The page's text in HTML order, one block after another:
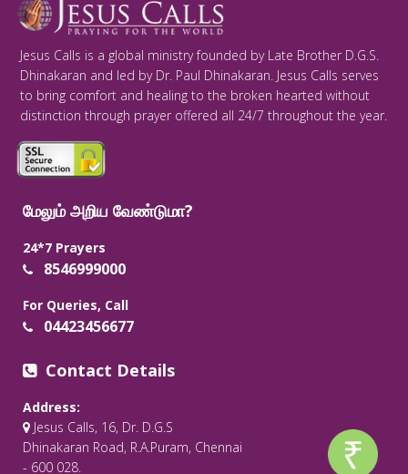
Jesus Calls is a global ministry founded by Late Brother D.G.S.
Dhinakaran and led by Dr. Paul Dhinakaran. Jesus Calls serves
to bring comfort and healing to the broken hearted without
distinction through prayer offered all 24/7 throughout the year.
மேலும் அறிய வேண்டுமா?
24*7 Prayers
8546999000
For Queries, Call
04423456677
Contact Details
Address:
Jesus Calls, 16, Dr. D.G.S
Dhinakaran Road, R.A.Puram, Chennai
- 600 028.